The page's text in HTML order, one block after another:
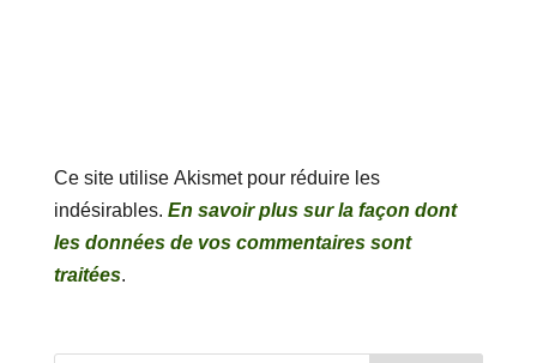
Ce site utilise Akismet pour réduire les
indésirables. En savoir plus sur la façon dont
les données de vos commentaires sont
traitées.